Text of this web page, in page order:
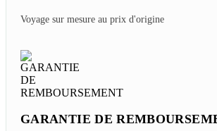
Voyage sur mesure au prix d'origine
GARANTIE DE